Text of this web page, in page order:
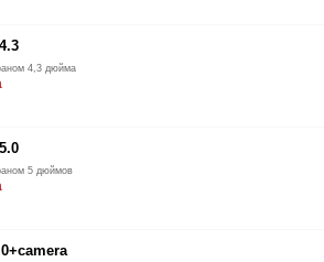
4,3 дюйма
5 дюймов